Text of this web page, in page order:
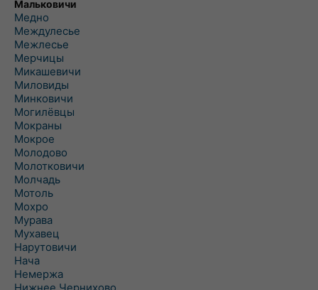
Мальковичи
Медно
Междулесье
Межлесье
Мерчицы
Микашевичи
Миловиды
Минковичи
Могилёвцы
Мокраны
Мокрое
Молодово
Молотковичи
Молчадь
Мотоль
Мохро
Мурава
Мухавец
Нарутовичи
Нача
Немержа